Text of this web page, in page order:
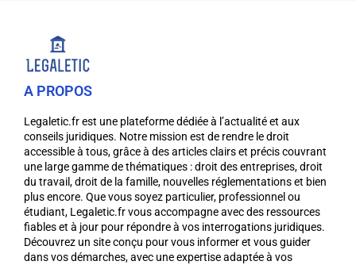
A PROPOS
Legaletic.fr est une plateforme dédiée à l’actualité et aux
conseils juridiques. Notre mission est de rendre le droit
accessible à tous, grâce à des articles clairs et précis couvrant
une large gamme de thématiques : droit des entreprises, droit
du travail, droit de la famille, nouvelles réglementations et bien
plus encore. Que vous soyez particulier, professionnel ou
étudiant, Legaletic.fr vous accompagne avec des ressources
fiables et à jour pour répondre à vos interrogations juridiques.
Découvrez un site conçu pour vous informer et vous guider
dans vos démarches, avec une expertise adaptée à vos